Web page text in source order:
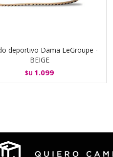
deportivo Dama LeGroupe -
BEIGE
$U 1.099